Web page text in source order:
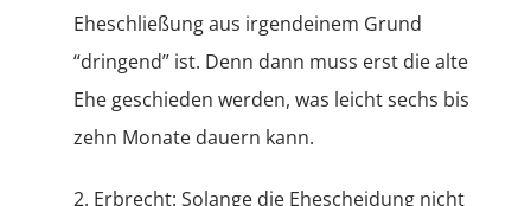
Eheschließung aus irgendeinem Grund
“dringend” ist. Denn dann muss erst die alte
Ehe geschieden werden, was leicht sechs bis
zehn Monate dauern kann.
2. Erbrecht: Solange die Ehescheidung nicht